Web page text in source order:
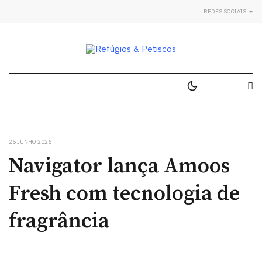
REDES SOCIAIS
25 JUNHO 2026
Navigator lança Amoos
Fresh com tecnologia de
fragrância